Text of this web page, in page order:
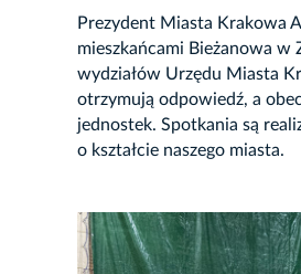
Prezydent Miasta Krakowa
mieszkańcami Bieżanowa
wydziałów Urzędu Miasta
otrzymują odpowiedź, a
jednostek. Spotkania są
o kształcie naszego miasta.